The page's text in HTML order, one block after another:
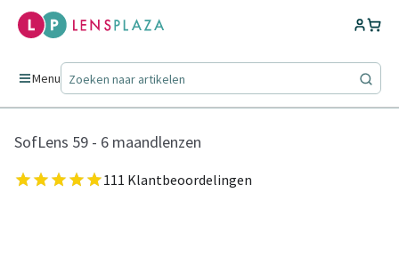
Menu
SofLens 59 - 6 maandlenzen
111 Klantbeoordelingen